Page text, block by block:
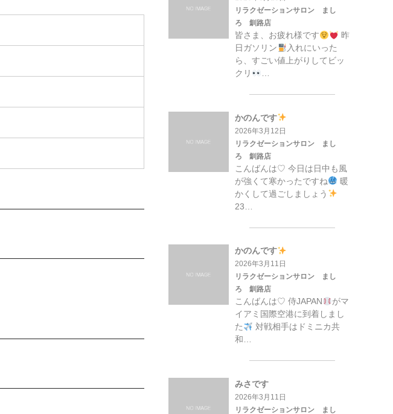
リラクゼーションサロン まし
ろ 釧路店
皆さま、お疲れ様です
昨
日ガソリン
入れにいった
ら、すごい値上がりしてビッ
クリ
…
かのんです
2026年3月12日
リラクゼーションサロン まし
ろ 釧路店
こんばんは♡ 今日は日中も風
が強くて寒かったですね
暖
かくして過ごしましょう
23…
かのんです
2026年3月11日
リラクゼーションサロン まし
ろ 釧路店
こんばんは♡ 侍JAPAN
がマ
イアミ国際空港に到着しまし
た
対戦相手はドミニカ共
和…
みさです
2026年3月11日
リラクゼーションサロン まし